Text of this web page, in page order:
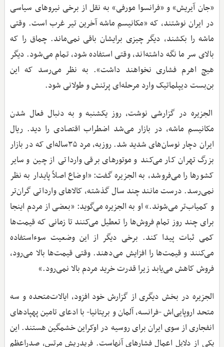
«جان آیریش» و «فرانسوا مورفی» به نقل از برخی نیروهای سیاسی
در ایران نوشتند، که «مکانیسم ماشه آخرین تیر غرب است. وقتی
ماشه را بکشند، دیگر چیزی برایشان باقی نمی‌ماند. چماق را که
بالای سر ما نگه داشته‌اند، وقتی استفاده شود، تمام می‌شود. دیگر
هیچ اهرم فشاری نخواهند داشت». به نظر می‌رسد که این
بن‌بست دیپلماتیک وارد مرحله‌ای پرتنش و طولانی شود.
الجزیره در گزارشی نوشت، روز یکشنبه و به دنبال فعال شدن
مکانیسم ماشه، در بازار می‌شد اضطراب اقتصادی را دید. ریال
ایران دچار نوسان‌های شدید شد. روزبه، مرد ۳۵ساله‌ای که در بازار
بزرگ تهران کار می‌کند و موتورهای برقی وارداتی از چین و سایر
کشورها را می‌فروشد، به الجزیره گفت: «اوضاع اصلاً پایدار به نظر
نمی‌رسد. درست مانند چند سال گذشته، کالاهای وارداتی گران‌تر
و کمیاب‌تر می‌شوند.» او به الجزیره می‌گوید: «بعضی از مردم اینجا
برای چند روز تمام فروش‌ها را تعطیل می‌کنند تا زمانی که قیمت‌ها
کمی ثبات پیدا کند. برخی دیگر از این وضعیت سوءاستفاده
می‌کنند و قیمت‌ها را افزایش می‌دهند. وقتی قیمت‌ها بالا می‌رود،
فروش کاهش می‌یابد زیرا قدرت خرید مردم بالا نمی‌رود.»
الجزیره در بخش دیگری از گزارش خود افزود، ایالات‌متحده و سه
متحد اروپایی‌اش -فرانسه، آلمان و بریتانیا- با ادعای تامین پهپادهای
انفجاری از سوی ایران برای روسیه در اوکراین خشمگین هستند. این
یکی از دلایل اعمال فشارهای آنهاست. فریدریش مرتس، صدراعظم